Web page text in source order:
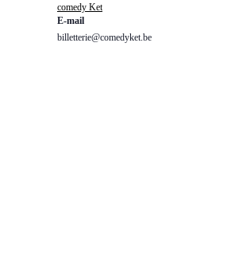
comedy Ket
E-mail
billetterie@comedyket.be